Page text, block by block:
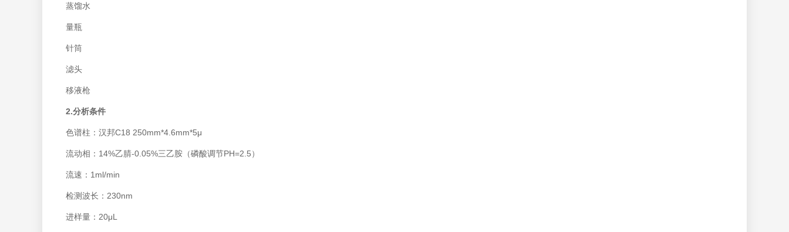
蒸馏水
量瓶
针筒
滤头
移液枪
2.分析条件
色谱柱：汉邦C18 250mm*4.6mm*5μ
流动相：14%乙腈-0.05%三乙胺（磷酸调节PH=2.5）
流速：1ml/min
检测波长：230nm
进样量：20μL